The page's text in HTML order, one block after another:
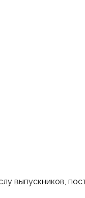
выпускников,